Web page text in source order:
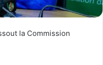
la Commission